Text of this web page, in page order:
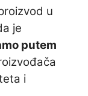
u
je
putem
i